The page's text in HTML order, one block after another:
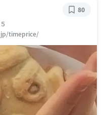
timeprice/
80